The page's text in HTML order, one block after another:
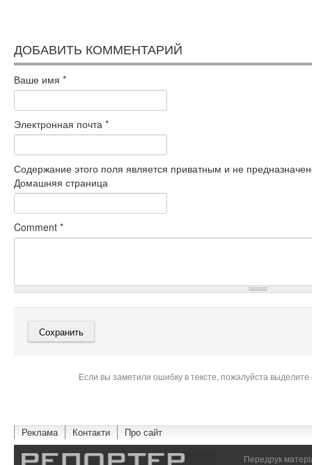
ДОБАВИТЬ КОММЕНТАРИЙ
Ваше имя *
Электронная почта *
Содержание этого поля является приватным и не
Домашняя страница
Comment *
Если вы заметили ошибку в тексте, пожалуйста
Реклама Контакти Про сайт
Передрук